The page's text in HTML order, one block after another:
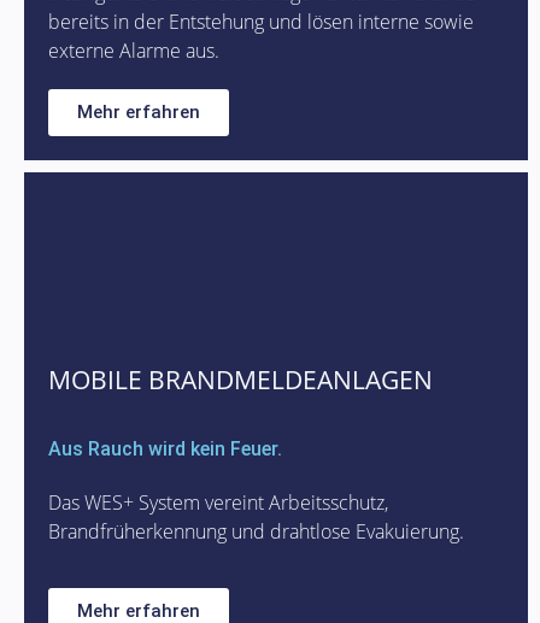
bereits in der Entstehung und lösen interne sowie
externe Alarme aus.
Mehr erfahren
MOBILE BRANDMELDEANLAGEN
Aus Rauch wird kein Feuer.
Das WES+ System vereint Arbeitsschutz,
Brandfrüherkennung und drahtlose Evakuierung.
Mehr erfahren